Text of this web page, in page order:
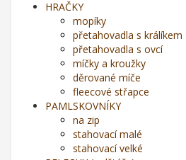
HRAČKY
mopíky
přetahovadla s králíkem
přetahovadla s ovcí
míčky a kroužky
děrované míče
fleecové střapce
PAMLSKOVNÍKY
na zip
stahovací malé
stahovací velké